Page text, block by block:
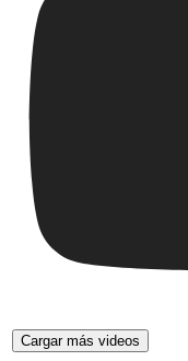
Cargar más videos